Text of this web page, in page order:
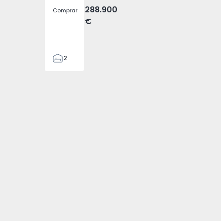
Comprar
288.900
€
2